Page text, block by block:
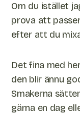
Om du istället
prova att
efter att du
Det fina med
den blir ännu
Smakerna
gärna en dag